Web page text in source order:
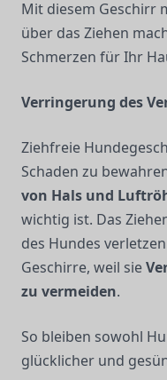
Mit diesem Geschirr
über das Ziehen
Schmerzen für Ihr
Verringerung des
Ziehfreie
Schaden zu
von Hals und
wichtig ist. Das
des Hundes
Geschirre, weil sie
zu vermeiden.
So bleiben sowohl
glücklicher und